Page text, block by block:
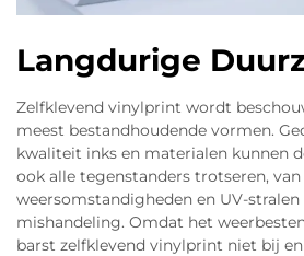
Langdurige
Zelfklevend vinylprint wordt
meest bestandhoudende vormen.
kwaliteit inks en materialen kunnen
ook alle tegenstanders trotseren,
weersomstandigheden en UV-
mishandeling. Omdat het
barst zelfklevend vinylprint niet bij